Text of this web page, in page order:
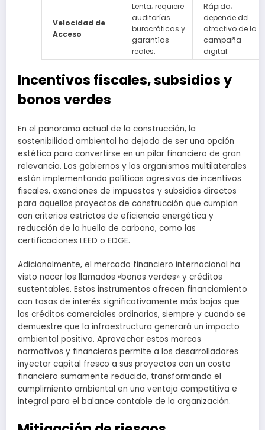
Velocidad de
Acceso
Lenta; requiere
auditorías
burocráticas y
garantías
reales.
Rápida;
depende del
atractivo de la
campaña
digital.
Incentivos fiscales, subsidios y
bonos verdes
En el panorama actual de la construcción, la
sostenibilidad ambiental ha dejado de ser una opción
estética para convertirse en un pilar financiero de gran
relevancia. Los gobiernos y los organismos multilaterales
están implementando políticas agresivas de incentivos
fiscales, exenciones de impuestos y subsidios directos
para aquellos proyectos de construcción que cumplan
con criterios estrictos de eficiencia energética y
reducción de la huella de carbono, como las
certificaciones LEED o EDGE.
Adicionalmente, el mercado financiero internacional ha
visto nacer los llamados «bonos verdes» y créditos
sustentables. Estos instrumentos ofrecen financiamiento
con tasas de interés significativamente más bajas que
los créditos comerciales ordinarios, siempre y cuando se
demuestre que la infraestructura generará un impacto
ambiental positivo. Aprovechar estos marcos
normativos y financieros permite a los desarrolladores
inyectar capital fresco a sus proyectos con un costo
financiero sumamente reducido, transformando el
cumplimiento ambiental en una ventaja competitiva e
integral para el balance contable de la organización.